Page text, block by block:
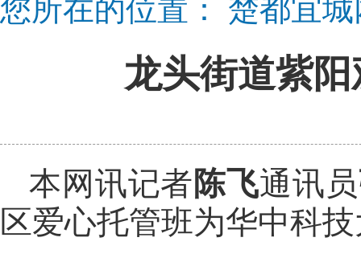
您所在的位置： 楚都宜城
龙头街道紫
本网讯记者陈飞通讯员
区爱心托管班为华中科